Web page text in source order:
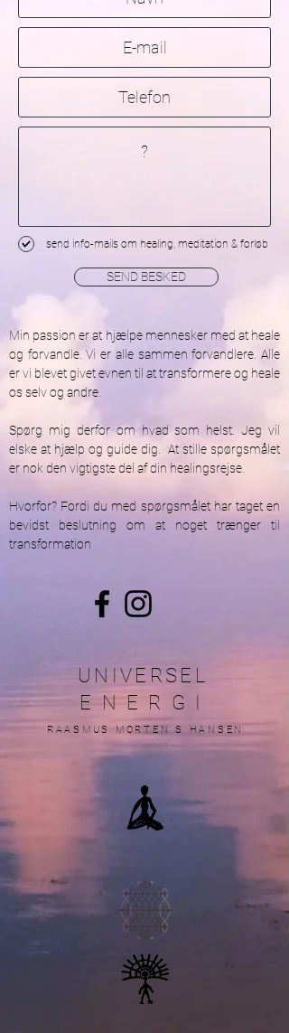
send info-mails om healing, meditation & forløb
SEND BESKED
Min passion er at hjælpe mennesker med at heale
og forvandle. Vi er alle sammen forvandlere. Alle
er vi blevet givet evnen til at transformere og heale
os selv og andre.
Spørg mig derfor om hvad som helst. Jeg vil
elske at hjælp og guide dig. At stille spørgsmålet
er nok den vigtigste del af din healingsrejse.
Hvorfor? Fordi du med spørgsmålet har taget en
bevidst beslutning om at noget trænger til
transformation
UNIVERSEL
ENERGI
RAASMUS MORTEN S HANSEN